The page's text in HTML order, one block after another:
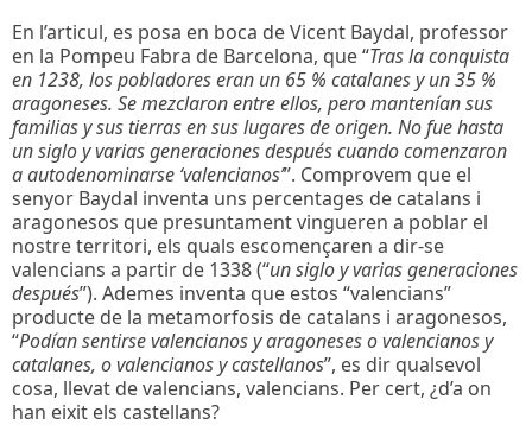
En l’articul, es posa en boca de Vicent Baydal, professor
en la Pompeu Fabra de Barcelona, que “Tras la conquista
en 1238, los pobladores eran un 65 % catalanes y un 35 %
aragoneses. Se mezclaron entre ellos, pero mantenían sus
familias y sus tierras en sus lugares de origen. No fue hasta
un siglo y varias generaciones después cuando comenzaron
a autodenominarse ‘valencianos’”. Comprovem que el
senyor Baydal inventa uns percentages de catalans i
aragonesos que presuntament vingueren a poblar el
nostre territori, els quals escomençaren a dir-se
valencians a partir de 1338 (“un siglo y varias generaciones
después”). Ademes inventa que estos “valencians”
producte de la metamorfosis de catalans i aragonesos,
“Podían sentirse valencianos y aragoneses o valencianos y
catalanes, o valencianos y castellanos”, es dir qualsevol
cosa, llevat de valencians, valencians. Per cert, ¿d’a on
han eixit els castellans?